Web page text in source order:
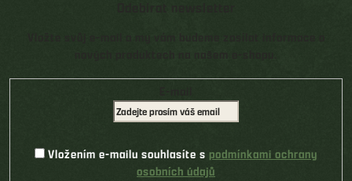
Vložením e-mailu souhlasíte s podmínkami ochrany
osobních údajů